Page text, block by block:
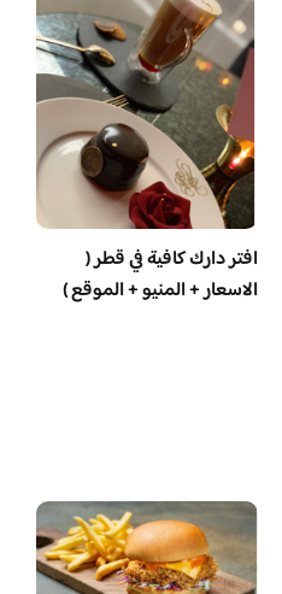
افتر دارك كافية في قطر (
الاسعار + المنيو + الموقع )